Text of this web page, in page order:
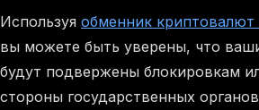
Используя обменник криптовалют
вы можете быть уверены, что
будут подвержены блокировкам
стороны государственных